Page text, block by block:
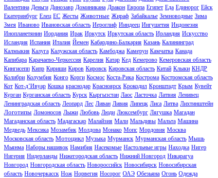
Валентина Деньги Динозавр Доминикана Дракон Европа Египет Еда Единорог Ейск
Екатеринбург Елец ЕС Жесты Животные Жираф Забайкалье Земноводные Зима
Змея Иваново Ивановская область Иероглиф Ииндеец Ингушетия Индонезия
Инопланетянин Иордания Ирак Иркутск Иркутская область Ирландия Искусство
Исландия Испания Италия Йемен Кабардино-Балкария Казань Калининград
Калмыкия Калуга Калужская область Камбоджа Камерун Камчатка Канада
Капибара Карачаево-Черкессия Карелия Катар Кед Кемерово Кемеровская область
Кингисепп Кипр Кириши Киров Кировск Кировская область Китай Клыки КНДР
Колибри Колумбия Конго Корги Космос Коста-Рика Кострома Костромская область
Кот Кот-д’Ивуар Кошка краснодар Красноярск Крокодил Кронштадт Крым Кувейт
Курган Курганская область Курск Кыргызстан Лаос Ласточка Латвия Ленивец
Ленинградская область Леопард Лес Ливан Ливия Липецк Лиса Литва Лихтинштейн
Логотипы Ломоносов Лыжи Любовь Люди Люксембург Лягушка Магадан
Магаданская область Мадагаскар Малайзия Мали Мальдивы Мальта Машина
Медведь Мексика Мозамбик Молдова Монако Мопс Мордовия Москва
Московская область Мотоцикл Музыка Мурманск Мурманская область Мышь
Мьянма Наборы нашивок Намибия Насекомые Настольные игры Находка Нигер
Нигерия Нидерланды Нижегородская область Нижний Новгород Никарагуа
Новгород Новгородская область Новороссийск Новосибирск Новосибирская
область Новочеркасск Нож Норвегия Носорог ОАЭ Обезьяна Огонь Одежда